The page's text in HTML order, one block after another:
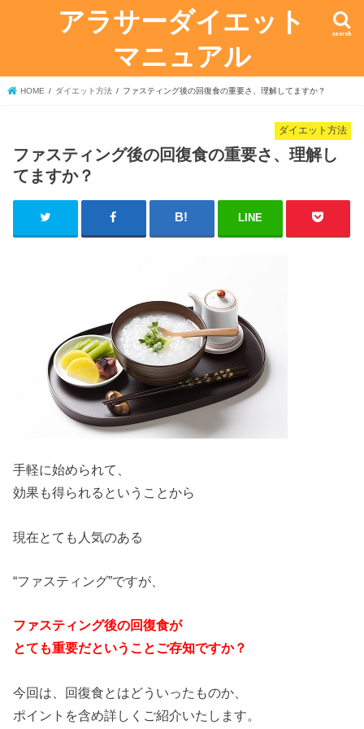
アラサーダイエット
マニュアル
search
HOME ダイエット方法 ファスティング後の回復食の重要さ、理解してますか？
ダイエット方法
ファスティング後の回復食の重要さ、理解し
てますか？
LINE
手軽に始められて、
効果も得られるということから
現在とても人気のある
“ファスティング”ですが、
ファスティング後の回復食が
とても重要だということご存知ですか？
今回は、回復食とはどういったものか、
ポイントを含め詳しくご紹介いたします。